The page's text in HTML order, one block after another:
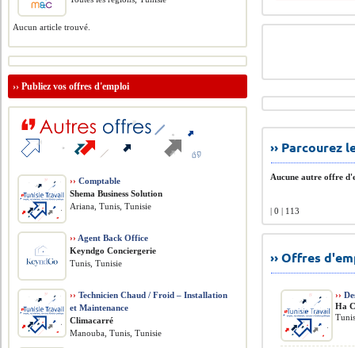
››
Aucune autre offre
| 0 | 113
›› Offres
››
Ha
Aucun article trouvé.
››Publiez vos offres d'emploi
›› Comptable
Shema Business Solution
Ariana, Tunis, Tunisie
›› Agent Back Office
Keyndgo Conciergerie
Tunis, Tunisie
›› Technicien Chaud / Froid – Installation
et Maintenance
Climacarré
Manouba, Tunis, Tunisie